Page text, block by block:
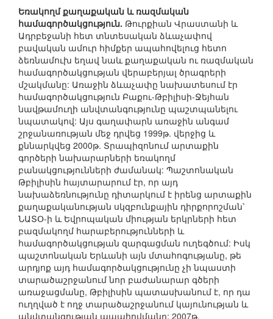
Եռակողմ քաղաքական և ռազմական
համագործակցություն. Թուրքիան Վրաստանի և
Ադրբեջանի հետ տնտեսական ձևաչափով
բավական ամուր հիմքեր ապահովելուց հետո
ձեռնամուխ եղավ նաև քաղաքական ու ռազմական
համագործակցության վերաբերյալ ծրագրերի
մշակմանը: Առաջին ձևաչափը նախատեսում էր
համագործակցություն Բաքու-Թբիլիսի-Ջեյհան
նավթամուղի անվտանգությունը պաշտպանելու
նպատակով: Այս գաղափարն առաջին անգամ
շրջանառության մեջ դրվեց 1999թ. վերջից և
քննարկվեց 2000թ. Տրապիզոնում արտաքին
գործերի նախարարների եռակողմ
բանակցությունների ժամանակ: Պաշտոնական
Թբիլիսին հայտարարում էր, որ այդ
նախաձեռնությունը դիտարկում է իրենց արտաքին
քաղաքականության սկզբունքային դիրքորոշման՝
ՆԱՏՕ-ի և Եվրոպական միության երկրների հետ
բազմակողմ հարաբերությունների և
համագործակցության զարգացման ուղեգծում: Իսկ
պաշտոնական Երևանի այն մտահոգությանը, թե
արդյոք այդ համագործակցությունը չի նպաստի
տարածաշրջանում նոր բաժանարար գծերի
առաջացմանը, Թբիլիսին պատասխանում է, որ դա
ուղղված է ողջ տարածաշրջանում կայունության և
անվտանգության ապահովմանը: 2007թ.